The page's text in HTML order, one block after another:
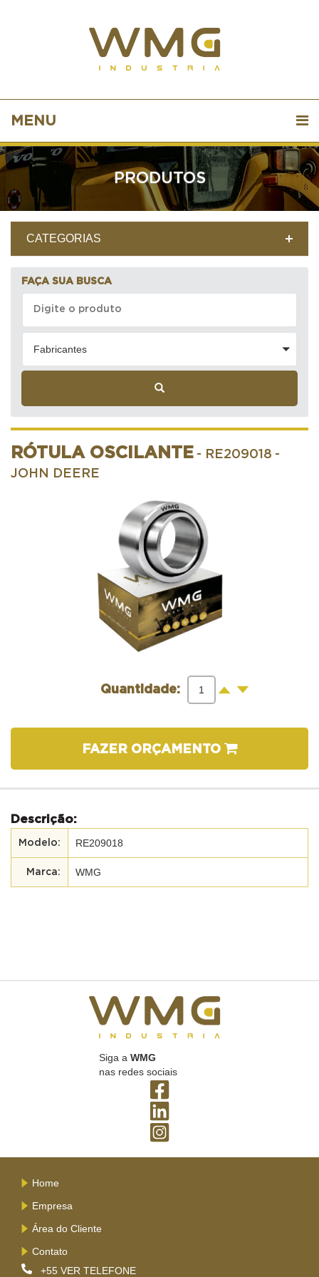
MENU
PRODUTOS
CATEGORIAS
FAÇA SUA BUSCA
Fabricantes
RÓTULA OSCILANTE - RE209018 -
JOHN DEERE
Quantidade: + -
FAZER ORÇAMENTO
Descrição:
RE209018
WMG
Siga a WMG
nas redes sociais
Home
Empresa
Área do Cliente
Contato
+55 VER TELEFONE